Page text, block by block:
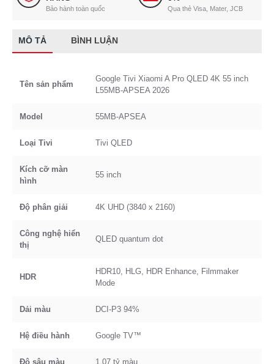
Bảo hành toàn quốc Qua thẻ Visa, Mater, JCB
MÔ TẢ BÌNH LUẬN
Tên sản phẩm
Google Tivi Xiaomi A Pro QLED 4K 55 inch
L55MB-APSEA 2026
Model 55MB-APSEA
Loại Tivi Tivi QLED
Kích cỡ màn
hình
55 inch
Độ phân giải 4K UHD (3840 x 2160)
Công nghệ hiển
thị
QLED quantum dot
HDR
HDR10, HLG, HDR Enhance, Filmmaker
Mode
Dải màu DCI-P3 94%
Hệ điều hành Google TV™
Độ sâu màu 1.07 tỷ màu